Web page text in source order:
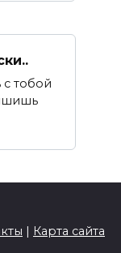
тобой
| Карта сайта